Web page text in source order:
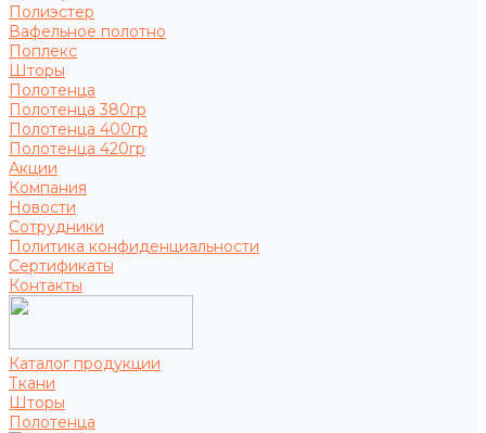
Полиэстер
Вафельное полотно
Поплекс
Шторы
Полотенца
Полотенца 380гр
Полотенца 400гр
Полотенца 420гр
Акции
Компания
Новости
Сотрудники
Политика конфиденциальности
Сертификаты
Контакты
Каталог продукции
Ткани
Шторы
Полотенца